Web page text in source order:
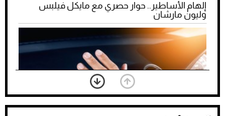
إلهام الأساطير.. حوار حصري مع مايكل فيلبس
وليون مارشان